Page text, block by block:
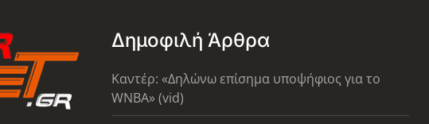
Δημοφιλή Άρθρα
Καντέρ: «Δηλώνω επίσημα υποψήφιος για το
WNBA» (vid)